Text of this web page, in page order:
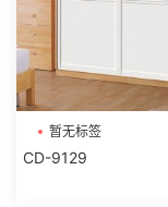
暂无标签
CD-9129